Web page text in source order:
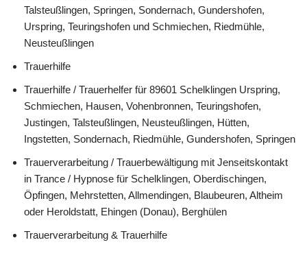
Talsteußlingen, Springen, Sondernach, Gundershofen,
Urspring, Teuringshofen und Schmiechen, Riedmühle,
Neusteußlingen
Trauerhilfe
Trauerhilfe / Trauerhelfer für 89601 Schelklingen Urspring,
Schmiechen, Hausen, Vohenbronnen, Teuringshofen,
Justingen, Talsteußlingen, Neusteußlingen, Hütten,
Ingstetten, Sondernach, Riedmühle, Gundershofen, Springen
Trauerverarbeitung / Trauerbewältigung mit Jenseitskontakt
in Trance / Hypnose für Schelklingen, Oberdischingen,
Öpfingen, Mehrstetten, Allmendingen, Blaubeuren, Altheim
oder Heroldstatt, Ehingen (Donau), Berghülen
Trauerverarbeitung & Trauerhilfe